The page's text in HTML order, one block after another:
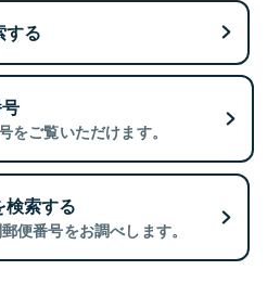
する
をご覧いただけます。
索する
便番号をお調べします。